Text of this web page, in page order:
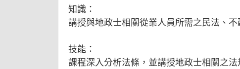
知識：
講授與地政士相關從業人員所需之民法、
技能：
課程深入分析法條，並講授地政士相關之